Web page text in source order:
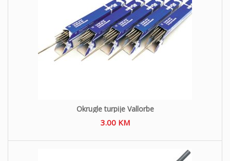
Okrugle turpije Vallorbe
3.00 KM